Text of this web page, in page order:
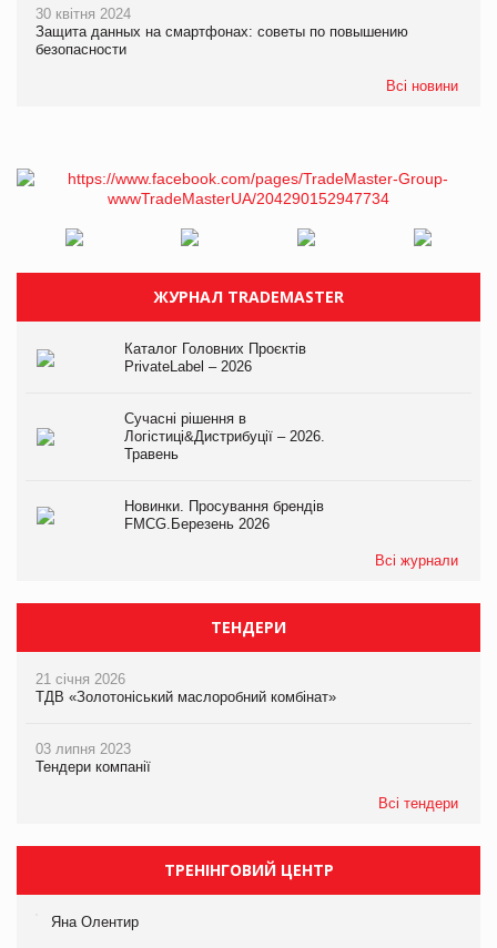
30 квітня 2024
Защита данных на смартфонах: советы по повышению
безопасности
Всі новини
ЖУРНАЛ TRADEMASTER
Каталог Головних Проєктів
PrivateLabel – 2026
Сучасні рішення в
Логістиці&Дистрибуції – 2026.
Травень
Новинки. Просування брендів
FMCG.Березень 2026
Всі журнали
ТЕНДЕРИ
21 січня 2026
ТДВ «Золотоніський маслоробний комбінат»
03 липня 2023
Тендери компанії
Всі тендери
ТРЕНІНГОВИЙ ЦЕНТР
Яна Олентир